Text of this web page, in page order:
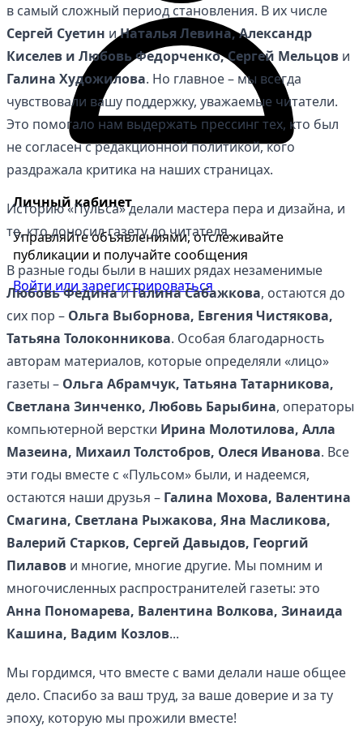
Личный кабинет
Управляйте объявлениями, отслеживайте
публикации и получайте сообщения
Войти или зарегистрироваться
в самый сложный период становления. В их числе
Сергей Суетин иНаталья Левина, Александр
Киселев и Любовь Федорченко, Сергей Мельцов и
Галина Художилова. Но главное – мы всегда
чувствовали вашу поддержку, уважаемые читатели.
Это помогало нам выдержать прессинг тех, кто был
не согласен с редакционной политикой, кого
раздражала критика на наших страницах.
Историю «Пульса» делали мастера пера и дизайна, и
те, кто доносил газету до читателя.
В разные годы были в наших рядах незаменимые
Любовь ФединаиГалина Сабажкова, остаются до
сих пор – Ольга Выборнова, Евгения Чистякова,
Татьяна Толоконникова. Особая благодарность
авторам материалов, которые определяли «лицо»
газеты – Ольга Абрамчук, Татьяна Татарникова,
Светлана Зинченко, Любовь Барыбина, операторы
компьютерной верстки Ирина Молотилова, Алла
Мазеина, Михаил Толстобров, Олеся Иванова. Все
эти годы вместе с «Пульсом» были, и надеемся,
остаются наши друзья – Галина Мохова, Валентина
Смагина, Светлана Рыжакова, Яна Масликова,
Валерий Старков, Сергей Давыдов, Георгий
Пилавов и многие, многие другие. Мы помним и
многочисленных распространителей газеты: это
Анна Пономарева, Валентина Волкова, Зинаида
Кашина, Вадим Козлов...
Мы гордимся, что вместе с вами делали наше общее
дело. Спасибо за ваш труд, за ваше доверие и за ту
эпоху, которую мы прожили вместе!